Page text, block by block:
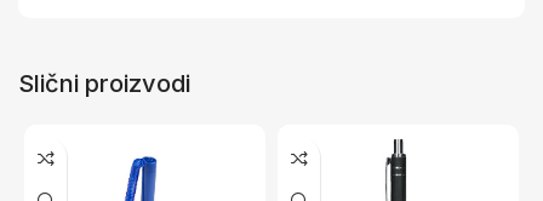
Slični proizvodi